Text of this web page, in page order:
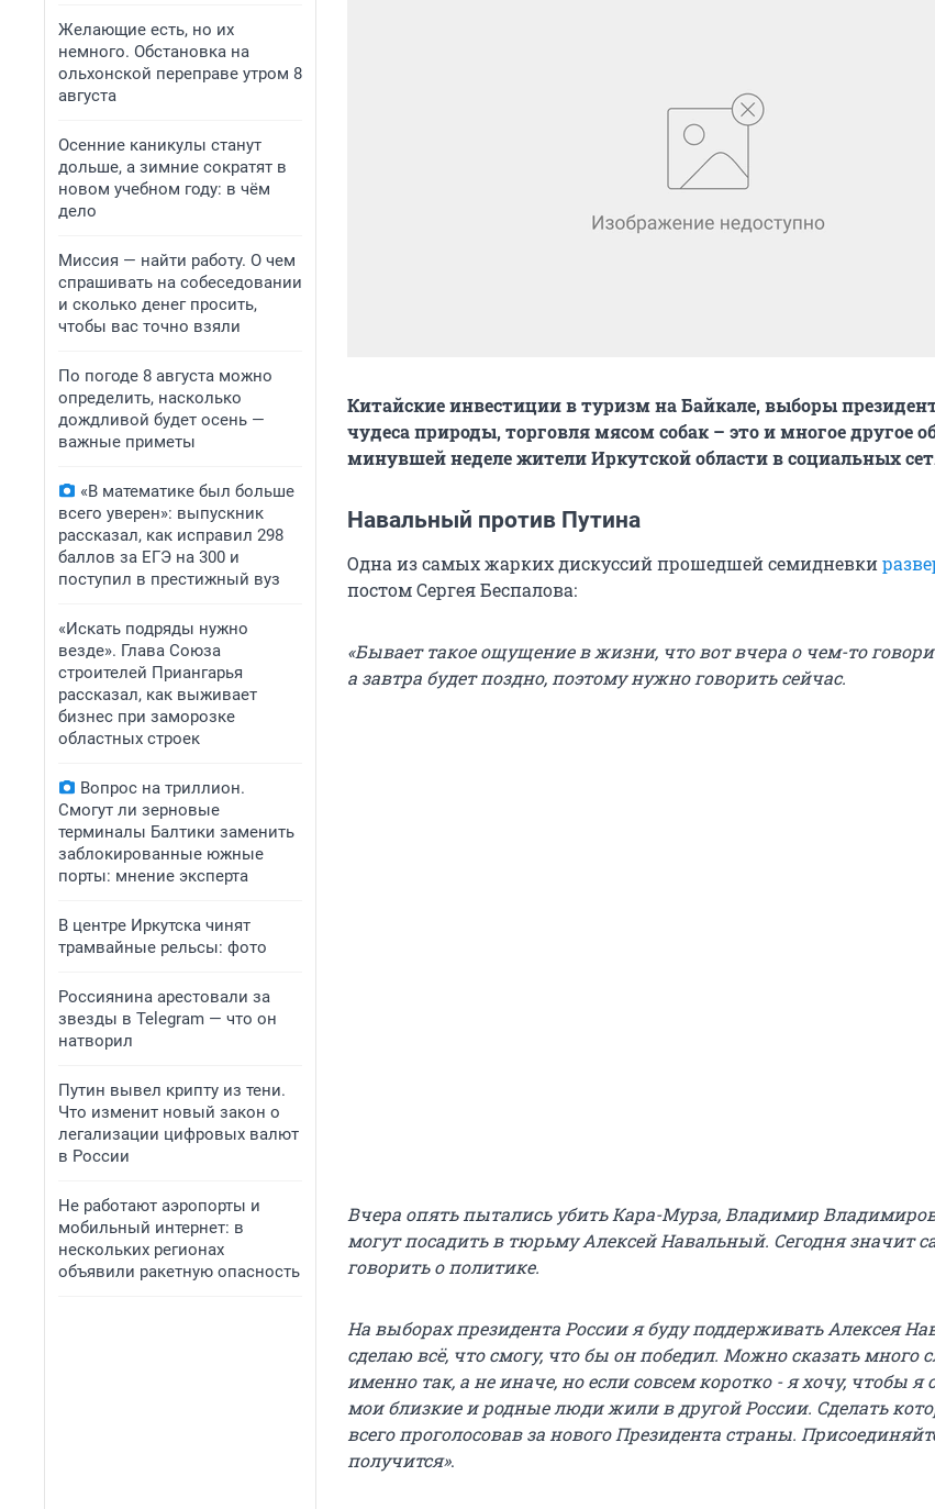
Желающие есть, но их
немного. Обстановка на
ольхонской переправе утром 8
августа
Осенние каникулы станут
дольше, а зимние сократят в
новом учебном году: в чём
дело
Миссия — найти работу. О чем
спрашивать на собеседовании
и сколько денег просить,
чтобы вас точно взяли
По погоде 8 августа можно
определить, насколько
дождливой будет осень —
важные приметы
«В математике был больше
всего уверен»: выпускник
рассказал, как исправил 298
баллов за ЕГЭ на 300 и
поступил в престижный вуз
«Искать подряды нужно
везде». Глава Союза
строителей Приангарья
рассказал, как выживает
бизнес при заморозке
областных строек
Вопрос на триллион.
Смогут ли зерновые
терминалы Балтики заменить
заблокированные южные
порты: мнение эксперта
В центре Иркутска чинят
трамвайные рельсы: фото
Россиянина арестовали за
звезды в Telegram — что он
натворил
Путин вывел крипту из тени.
Что изменит новый закон о
легализации цифровых валют
в России
Не работают аэропорты и
мобильный интернет: в
нескольких регионах
объявили ракетную опасность
Китайские инвестиции в туризм на Байкале, выборы
чудеса природы, торговля мясом собак – это и многое другое
минувшей неделе жители Иркутской области в социальных
Навальный против Путина
Одна из самых жарких дискуссий прошедшей семидневки
постом Сергея Беспалова:
«Бывает такое ощущение в жизни, что вот вчера о чем-то
а завтра будет поздно, поэтому нужно говорить сейчас.
Вчера опять пытались убить Кара-Мурза, Владимир
могут посадить в тюрьму Алексей Навальный. Сегодня значит
говорить о политике.
На выборах президента России я буду поддерживать Алексея
сделаю всё, что смогу, что бы он победил. Можно сказать много
именно так, а не иначе, но если совсем коротко - я хочу, чтобы я
мои близкие и родные люди жили в другой России. Сделать
всего проголосовав за нового Президента страны.
получится».